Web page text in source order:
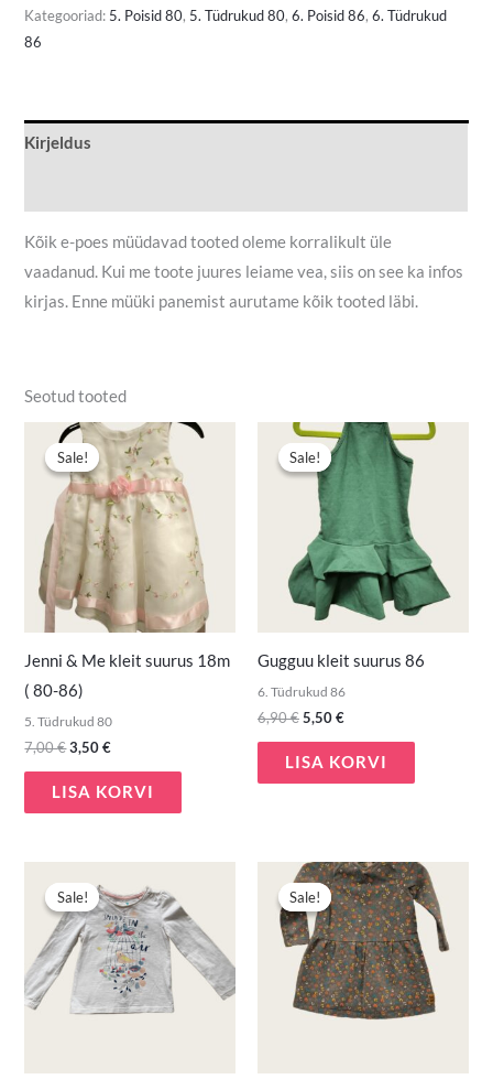
Kategooriad: 5. Poisid 80, 5. Tüdrukud 80,6. Poisid 86,6. Tüdrukud
86
Kirjeldus
Kõik e-poes müüdavad tooted oleme korralikult üle
vaadanud. Kui me toote juures leiame vea, siis on see ka infos
kirjas. Enne müüki panemist aurutame kõik tooted läbi.
Seotud tooted
Sale!
Sale!
Jenni & Me kleit suurus 18m
( 80-86)
5. Tüdrukud 80
7,00€
Algne
hind
oli:
7,00 €.
3,50€
Praegune
hind
on:
3,50 €.
LISA KORVI
Sale!
Sale!
Gugguu kleit suurus 86
6. Tüdrukud 86
6,90€
Algne
hind
oli:
6,90 €.
5,50€
Praegune
hind
on:
LISA KORVI
Sale!
Sale!
hind
oli:
3,50 €.
on:
2,00 €.
Sale!
Sale!
Algne
hind
oli:
4,50 €.
Praegune
hind
on:
3,00 €.